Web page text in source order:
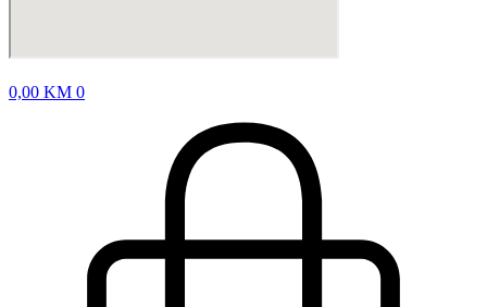
0,00 KM 0